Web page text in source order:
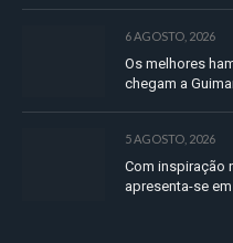
6 AGOSTO, 2026
Os melhores
chegam a
5 AGOSTO, 2026
Com inspiração
apresenta-se